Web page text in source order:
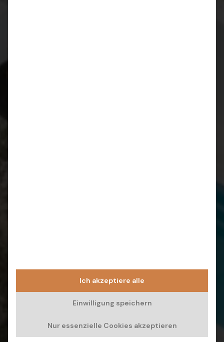
Ich akzeptiere alle
Einwilligung speichern
Nur essenzielle Cookies akzeptieren